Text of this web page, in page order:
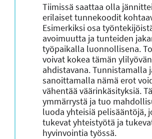
Tiimissä saattaa olla
erilaiset tunnekoodit
Esimerkiksi osa
avoimuutta ja tunteiden
työpaikalla luonnollisena.
voivat kokea tämän
ahdistavana. Tunnistamalla
sanoittamalla nämä erot
vähentää väärinkäsityksiä.
ymmärrystä ja tuo
luoda yhteisiä pelisääntöjä,
tukevat yhteistyötä ja
hyvinvointia työssä.